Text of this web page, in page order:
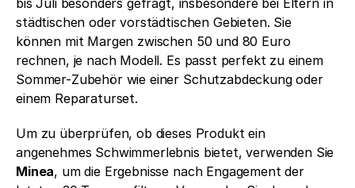
bis Juli besonders gefragt, insbesondere bei Eltern in
städtischen oder vorstädtischen Gebieten. Sie
können mit Margen zwischen 50 und 80 Euro
rechnen, je nach Modell. Es passt perfekt zu einem
Sommer-Zubehör wie einer Schutzabdeckung oder
einem Reparaturset.
Um zu überprüfen, ob dieses Produkt ein
Minea, um die Ergebnisse nach Engagement der